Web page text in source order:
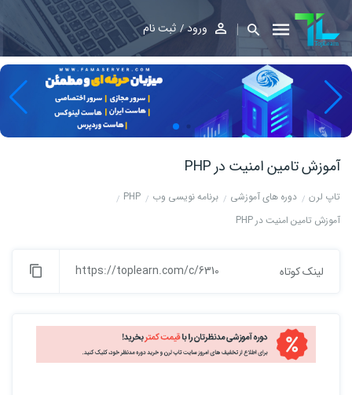
ورود ثبت نام
آموزش تامین امنیت در PHP
تاپ لرن دوره های آموزشی برنامه نویسی وب
PHP
آموزش تامین امنیت در PHP
لینک کوتاه https://toplearn.com/c/6310